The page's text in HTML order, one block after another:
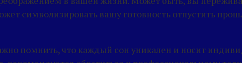
символизировать вашу готовность отпустить
помнить, что каждый сон уникален и носит